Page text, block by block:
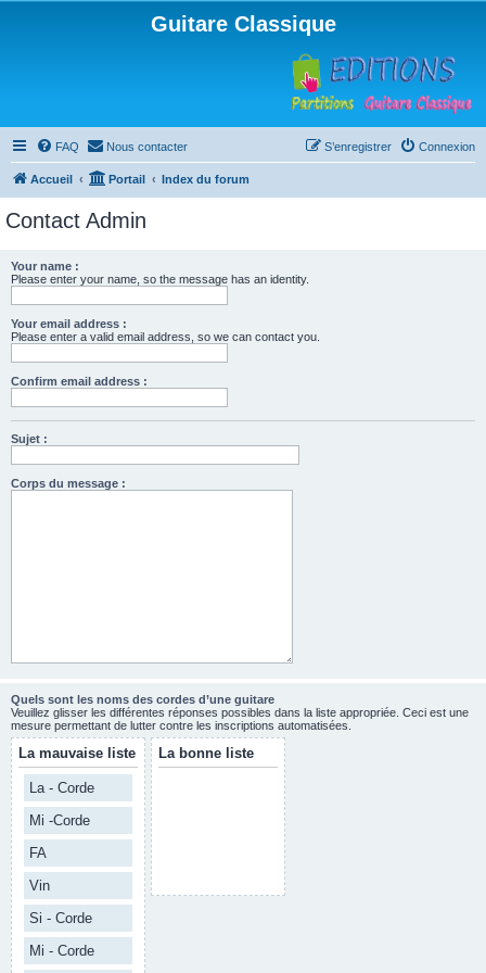
Guitare Classique
FAQ Nous contacter Connexion
S’enregistrer
Accueil Portail Index du forum
Contact Admin
Your name :
Please enter your name, so the message has an identity.
Your email address :
Please enter a valid email address, so we can contact you.
Confirm email address :
Sujet :
Corps du message :
Quels sont les noms des cordes d’une guitare
Veuillez glisser les différentes réponses possibles dans la liste appropriée. Ceci est une
mesure permettant de lutter contre les inscriptions automatisées.
La mauvaise liste
La - Corde
Mi -Corde
FA
Vin
Si - Corde
Mi - Corde
La bonne liste